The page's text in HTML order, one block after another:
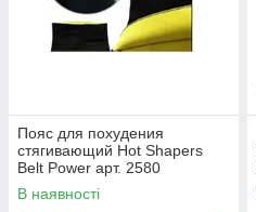
Пояс для похудения
стягивающий Hot Shapers
Belt Power арт. 2580
В наявності